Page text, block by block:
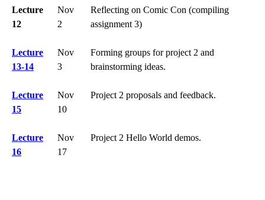
Lecture
12
Nov
2
Reflecting on Comic Con (compiling
assignment 3)
Lecture
13-14
Nov
3
Forming groups for project 2 and
brainstorming ideas.
Lecture
15
Nov
10
Project 2 proposals and feedback.
Lecture
16
Nov
17
Project 2 Hello World demos.